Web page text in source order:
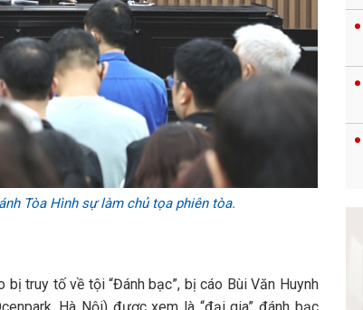
Tòa Hình sự làm chủ tọa phiên tòa.
truy tố về tội “Đánh bạc”, bị cáo Bùi Văn Huynh